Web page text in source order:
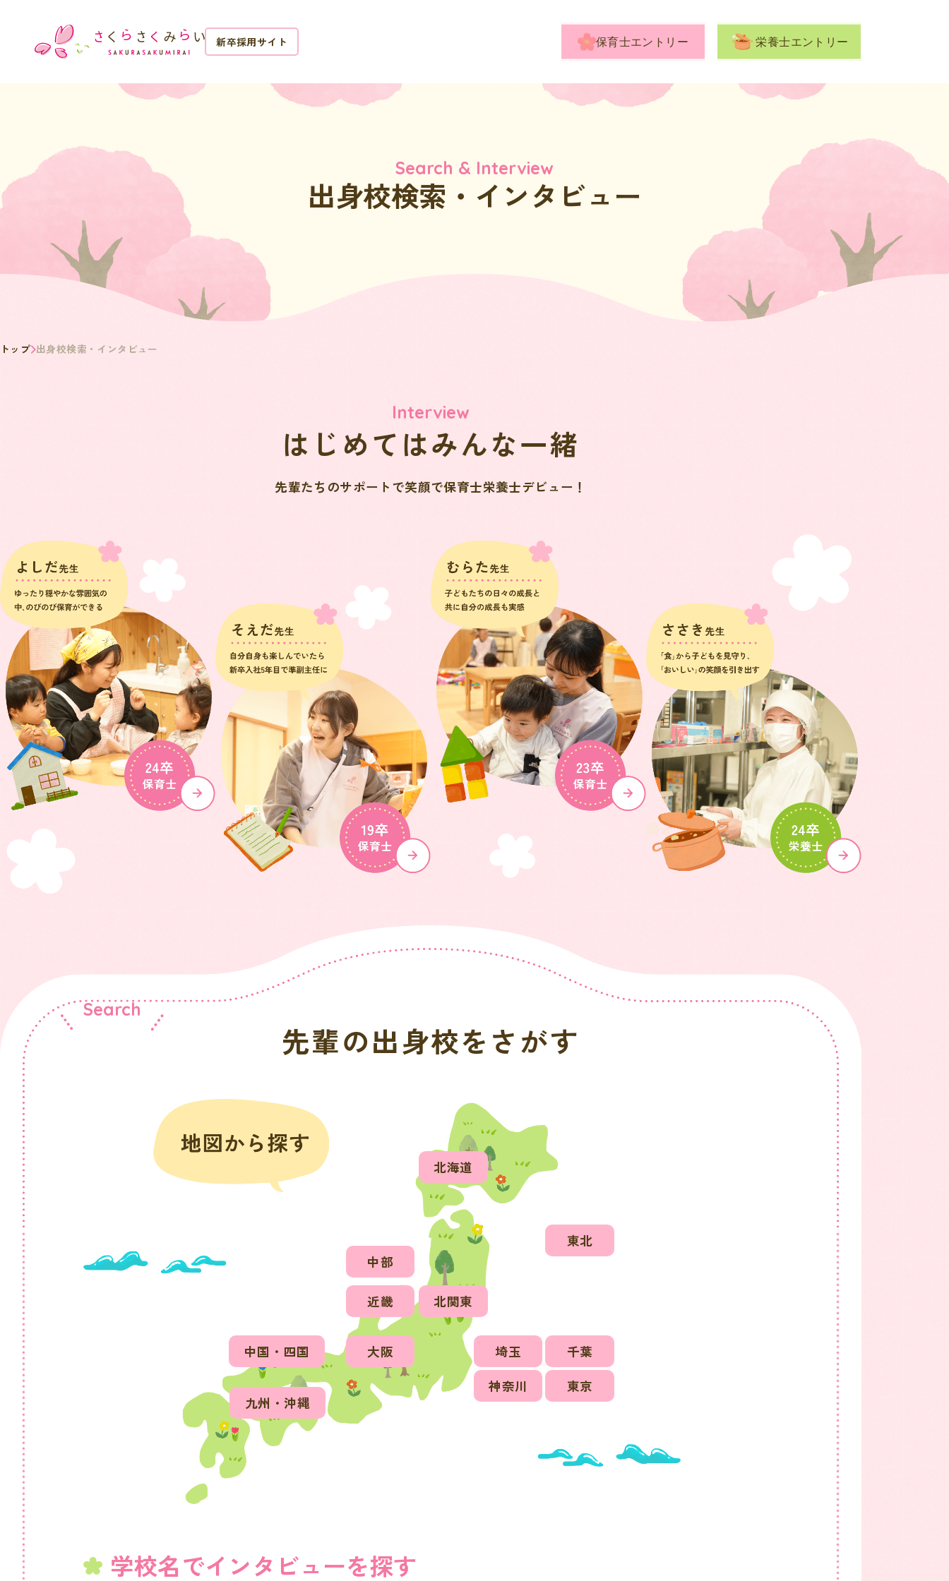
新卒採用サイト 保育士エントリー 栄養士エントリー
Search & Interview
出身校検索・ インタビュー
トップ 出身校検索・インタビュー
Interview
はじめてはみんな一緒
先輩たちのサポートで笑顔で保育士栄養士デビュー！
Search
先輩の出身校をさがす
北海道
東北
中部
近畿 北関東
中国・ 四国 大阪 埼玉
千葉
神奈川
東京
九州・ 沖縄
学校名でインタビューを探す